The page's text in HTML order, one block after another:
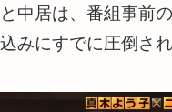
中居は、番組事前
みにすでに圧倒され